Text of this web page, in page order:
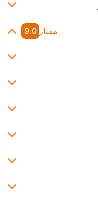
ممتاز 9.0